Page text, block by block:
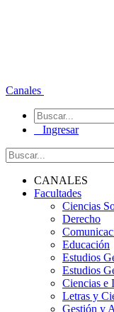
Canales
Ingresar
CANALES
Facultades
Ciencias
Derecho
Educación
Estudios
Estudios
Ciencias e
Letras y
Gestión y